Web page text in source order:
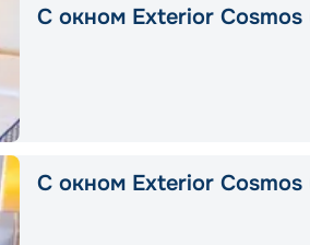
С окном Exterior Cosmos
С окном Exterior Cosmos